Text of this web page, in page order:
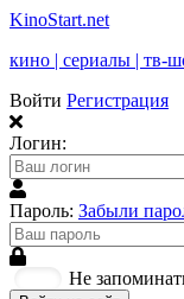
KinoStart.net
кино | сериалы | тв-
Войти Регистрация
Логин:
Пароль: Забыли
Не